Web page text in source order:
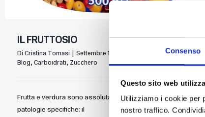
Consenso
Questo sito web
Utilizziamo i cookie per
nostro traffico.
IL FRUTTOSIO
Di Cristina Tomasi | Settembre 19th, 2015 Alimentazione,
Blog, Carboidrati, Zucchero
Frutta e verdura sono assolutamente salutari, salvo
patologie specifiche: il